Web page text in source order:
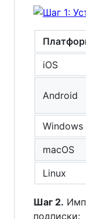
iOS
Android
Windows
macOS
Linux
Шаг 2.
подписки: